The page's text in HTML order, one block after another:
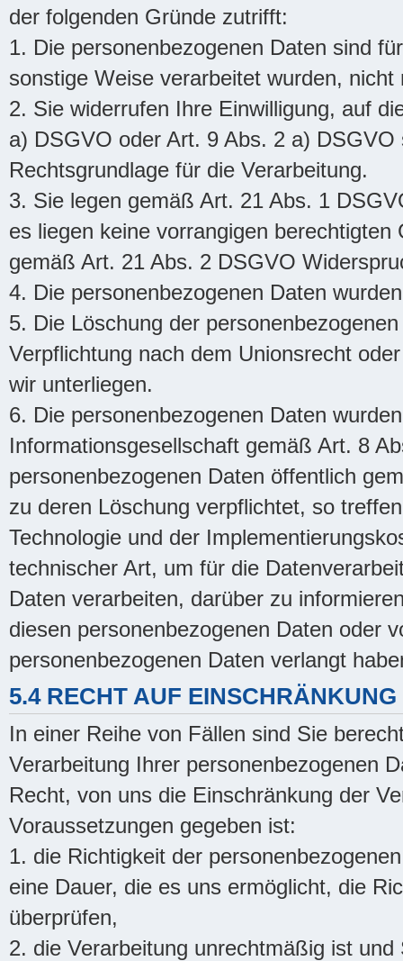
der folgenden Gründe zutrifft:
1. Die personenbezogenen Daten sind
sonstige Weise verarbeitet wurden, nicht
2. Sie widerrufen Ihre Einwilligung, auf
a) DSGVO oder Art. 9 Abs. 2 a)
Rechtsgrundlage für die Verarbeitung.
3. Sie legen gemäß Art. 21 Abs. 1
es liegen keine vorrangigen
gemäß Art. 21 Abs. 2 DSGVO
4. Die personenbezogenen Daten
5. Die Löschung der
Verpflichtung nach dem Unionsrecht
wir unterliegen.
6. Die personenbezogenen Daten
Informationsgesellschaft gemäß Art. 8
personenbezogenen Daten öffentlich
zu deren Löschung verpflichtet, so
Technologie und der
technischer Art, um für die
Daten verarbeiten, darüber zu
diesen personenbezogenen Daten oder
personenbezogenen Daten verlangt
5.4 RECHT AUF
In einer Reihe von Fällen sind Sie
Verarbeitung Ihrer personenbezogenen
Recht, von uns die Einschränkung der
Voraussetzungen gegeben ist:
1. die Richtigkeit der
eine Dauer, die es uns ermöglicht, die
überprüfen,
2. die Verarbeitung unrechtmäßig ist